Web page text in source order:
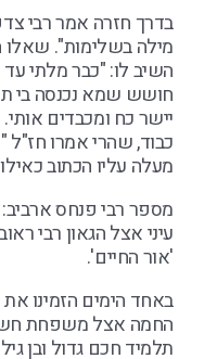
בדרך חזרה אמר רבי
מילה בשלימות".
השיב לו: "כבר מלתי
חושש שמא נכנסה בי
יישר כח ומכבדים
כבוד, שהרי אמרו
מעלה עליו הכתוב
מספר רבי פנחס
עיני אצל הגאון רבי
'אור החיים'.
באחד הימים הזמינו
החמה אצל משפחת
תלמיד חכם גדול ובן